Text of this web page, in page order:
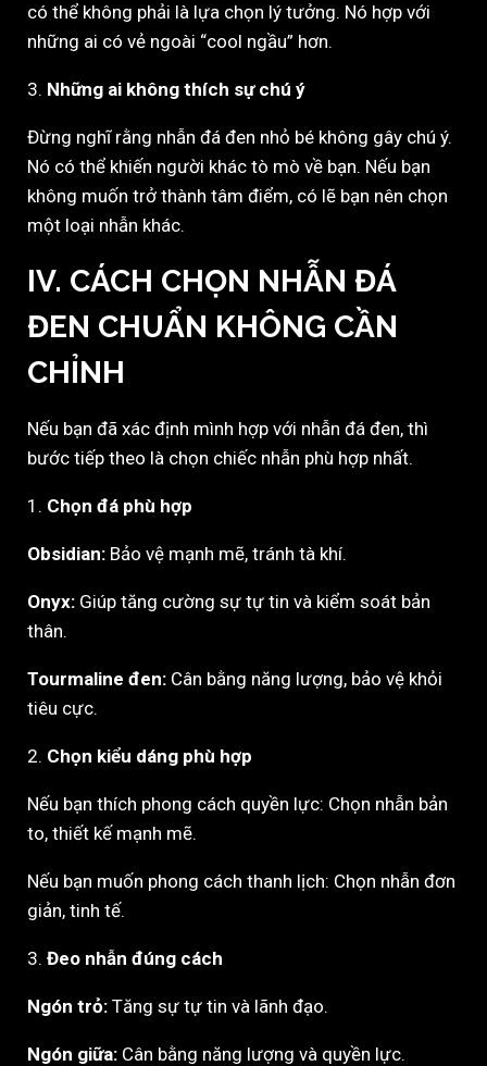
có thể không phải là lựa chọn lý tưởng. Nó hợp với
những ai có vẻ ngoài “cool ngầu” hơn.
3. Những ai không thích sự chú ý
Đừng nghĩ rằng nhẫn đá đen nhỏ bé không gây chú ý.
Nó có thể khiến người khác tò mò về bạn. Nếu bạn
không muốn trở thành tâm điểm, có lẽ bạn nên chọn
một loại nhẫn khác.
IV. CÁCH CHỌN NHẪN ĐÁ
ĐEN CHUẨN KHÔNG CẦN
CHỈNH
Nếu bạn đã xác định mình hợp với nhẫn đá đen, thì
bước tiếp theo là chọn chiếc nhẫn phù hợp nhất.
1. Chọn đá phù hợp
Obsidian: Bảo vệ mạnh mẽ, tránh tà khí.
Onyx: Giúp tăng cường sự tự tin và kiểm soát bản
thân.
Tourmaline đen: Cân bằng năng lượng, bảo vệ khỏi
tiêu cực.
2. Chọn kiểu dáng phù hợp
Nếu bạn thích phong cách quyền lực: Chọn nhẫn bản
to, thiết kế mạnh mẽ.
Nếu bạn muốn phong cách thanh lịch: Chọn nhẫn đơn
giản, tinh tế.
3. Đeo nhẫn đúng cách
Ngón trỏ: Tăng sự tự tin và lãnh đạo.
Ngón giữa: Cân bằng năng lượng và quyền lực.